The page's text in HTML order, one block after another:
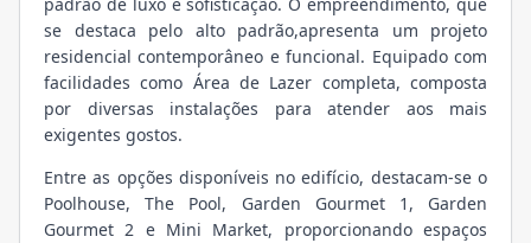
padrão de luxo e sofisticação. O empreendimento, que
se destaca pelo alto padrão,apresenta um projeto
residencial contemporâneo e funcional. Equipado com
facilidades como Área de Lazer completa, composta
por diversas instalações para atender aos mais
exigentes gostos.
Entre as opções disponíveis no edifício, destacam-se o
Poolhouse, The Pool, Garden Gourmet 1, Garden
Gourmet 2 e Mini Market, proporcionando espaços